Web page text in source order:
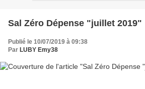
Sal Zéro Dépense "juillet 2019"
Publié le 10/07/2019 à 09:38
Par LUBY Emy38